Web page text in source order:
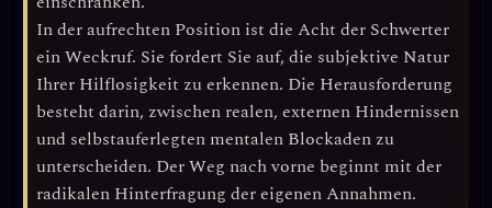
In der aufrechten Position ist die Acht der Schwerter
ein Weckruf. Sie fordert Sie auf, die subjektive Natur
Ihrer Hilflosigkeit zu erkennen. Die Herausforderung
besteht darin, zwischen realen, externen Hindernissen
und selbstauferlegten mentalen Blockaden zu
unterscheiden. Der Weg nach vorne beginnt mit der
radikalen Hinterfragung der eigenen Annahmen.